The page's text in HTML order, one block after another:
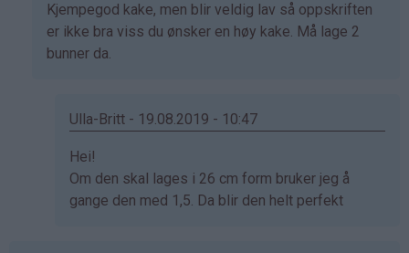
(ikke
bekreftet)
Som
svar
på
(ikke
Kjempegod kake, men blir veldig lav så oppskriften
er ikke bra viss du ønsker en høy kake. Må lage 2
bunner da.
Ulla-Britt - 19.08.2019 - 10:47
Som
svar
på
Hei!
Om den skal lages i 26 cm form bruker jeg å
gange den med 1,5. Da blir den helt perfekt